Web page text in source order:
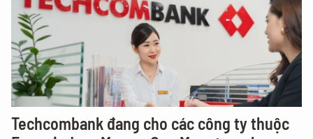
Techcombank đang cho các công ty thuộc